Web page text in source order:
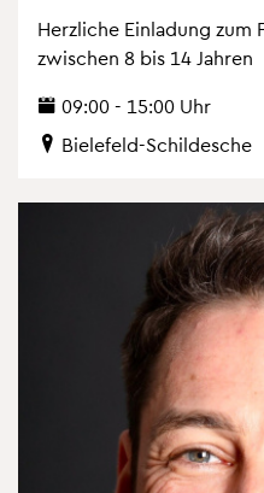
Herz­li­che Ein­la­dung zum
zwi­schen 8 bis 14 Jah­ren
09:00 - 15:00 Uhr
Bie­le­feld-Schil­desche